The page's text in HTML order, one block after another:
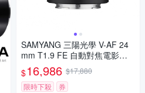
SAMYANG 三陽光學 V-AF 24
mm T1.9 FE 自動對焦電影鏡 S
ony FE 公司貨
$16,986 $17,880
限時下殺
券